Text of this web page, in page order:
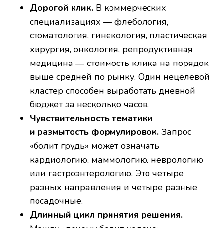
Дорогой клик. В коммерческих
специализациях — флебология,
стоматология, гинекология, пластическая
хирургия, онкология, репродуктивная
медицина — стоимость клика на порядок
выше средней по рынку. Один нецелевой
кластер способен выработать дневной
бюджет за несколько часов.
Чувствительность тематики
и размытость формулировок. Запрос
«болит грудь» может означать
кардиологию, маммологию, неврологию
или гастроэнтерологию. Это четыре
разных направления и четыре разные
посадочные.
Длинный цикл принятия решения.